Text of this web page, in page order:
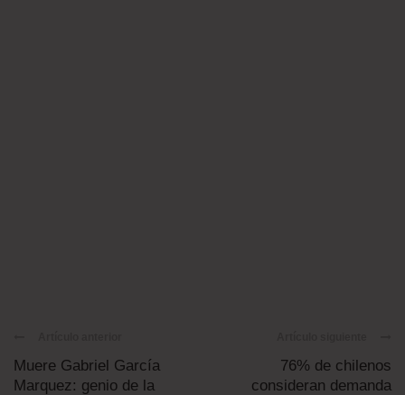
Muere Gabriel García
Marquez: genio de la
76% de chilenos
consideran demanda